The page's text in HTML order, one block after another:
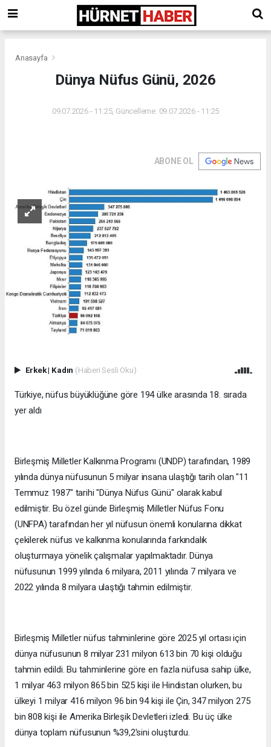
Anasayfa
Dünya Nüfus Günü, 2026
09.07.2026 - 11:25, Güncelleme: 09.07.2026 - 11:25
ABONE OL
Erkek| Kadın (Haberi Sesli Oku)
Türkiye, nüfus büyüklüğüne göre 194 ülke arasında 18. sırada
yer aldı
Birleşmiş Milletler Kalkınma Programı (UNDP) tarafından, 1989
yılında dünya nüfusunun 5 milyar insana ulaştığı tarih olan "11
Temmuz 1987" tarihi "Dünya Nüfus Günü" olarak kabul
edilmiştir. Bu özel günde Birleşmiş Milletler Nüfus Fonu
(UNFPA) tarafından her yıl nüfusun önemli konularına dikkat
çekilerek nüfus ve kalkınma konularında farkındalık
oluşturmaya yönelik çalışmalar yapılmaktadır. Dünya
nüfusunun 1999 yılında 6 milyara, 2011 yılında 7 milyara ve
2022 yılında 8 milyara ulaştığı tahmin edilmiştir.
Birleşmiş Milletler nüfus tahminlerine göre 2025 yıl ortası için
dünya nüfusunun 8 milyar 231 milyon 613 bin 70 kişi olduğu
tahmin edildi. Bu tahminlerine göre en fazla nüfusa sahip ülke,
1 milyar 463 milyon 865 bin 525 kişi ile Hindistan olurken, bu
ülkeyi 1 milyar 416 milyon 96 bin 94 kişi ile Çin, 347 milyon 275
bin 808 kişi ile Amerika Birleşik Devletleri izledi. Bu üç ülke
dünya toplam nüfusunun %39,2'sini oluşturdu.